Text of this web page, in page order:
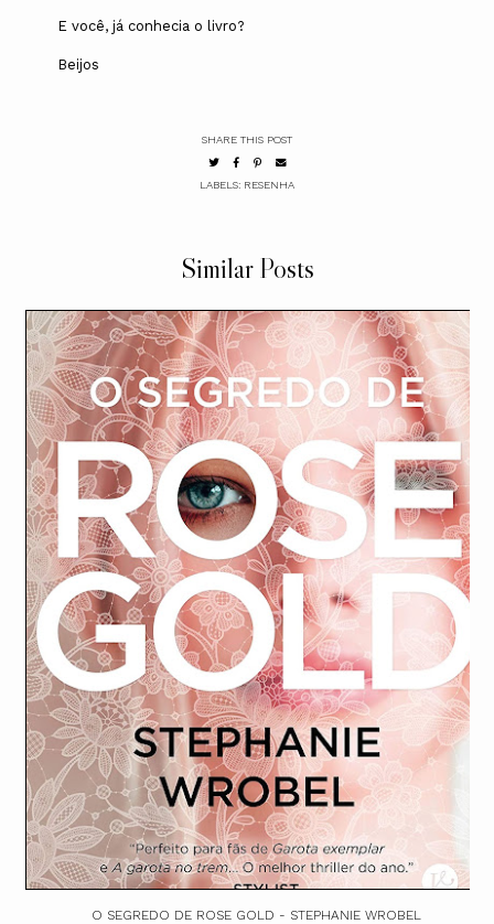
E você, já conhecia o livro?
Beijos
SHARE THIS POST
LABELS: RESENHA
Similar Posts
O SEGREDO DE ROSE GOLD - STEPHANIE WROBEL